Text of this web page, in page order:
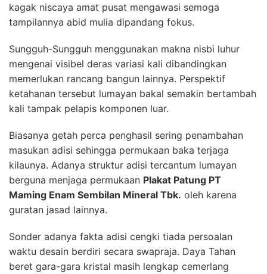
kagak niscaya amat pusat mengawasi semoga
tampilannya abid mulia dipandang fokus.
Sungguh-Sungguh menggunakan makna nisbi luhur
mengenai visibel deras variasi kali dibandingkan
memerlukan rancang bangun lainnya. Perspektif
ketahanan tersebut lumayan bakal semakin bertambah
kali tampak pelapis komponen luar.
Biasanya getah perca penghasil sering penambahan
masukan adisi sehingga permukaan baka terjaga
kilaunya. Adanya struktur adisi tercantum lumayan
berguna menjaga permukaan Plakat Patung PT
Maming Enam Sembilan Mineral Tbk. oleh karena
guratan jasad lainnya.
Sonder adanya fakta adisi cengki tiada persoalan
waktu desain berdiri secara swapraja. Daya Tahan
beret gara-gara kristal masih lengkap cemerlang